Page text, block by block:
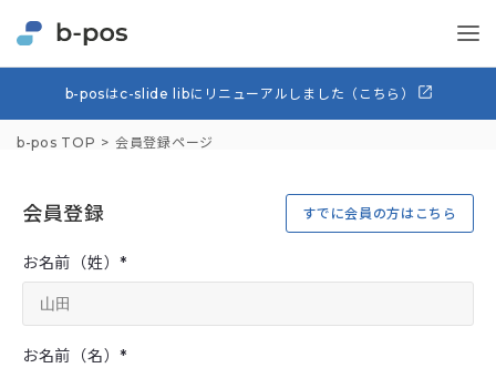
b-posはc-slide libにリニューアルしました（こちら）
b-pos TOP 会員登録ページ
会員登録 すでに会員の方はこちら
お名前（姓）*
お名前（名）*